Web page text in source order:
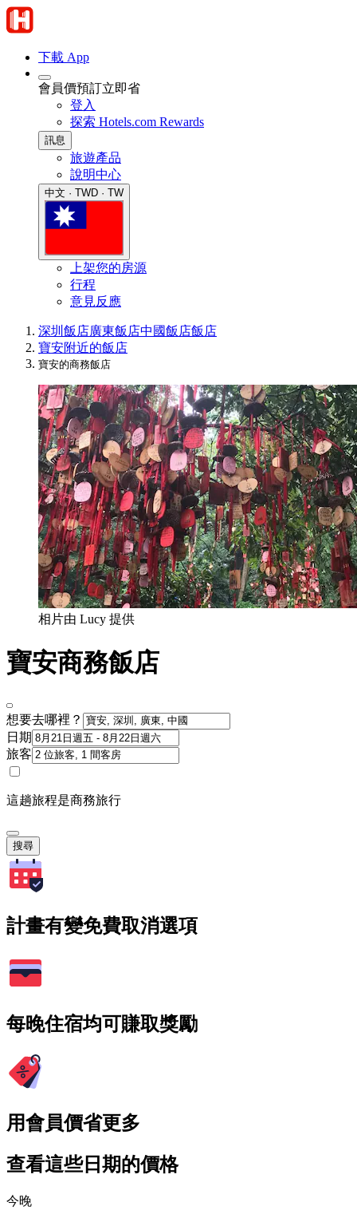
下載 App
會員價預訂立即省
登入
探索 Hotels.com Rewards
訊息
旅遊產品
說明中心
中文 · TWD · TW
上架您的房源
行程
意見反應
深圳飯店廣東飯店中國飯店飯店
寶安附近的飯店
寶安的商務飯店
相片由 Lucy 提供
寶安商務飯店
想要去哪裡？
日期
旅客
這趟旅程是商務旅行
搜尋
計畫有變免費取消選項
每晚住宿均可賺取獎勵
用會員價省更多
查看這些日期的價格
今晚